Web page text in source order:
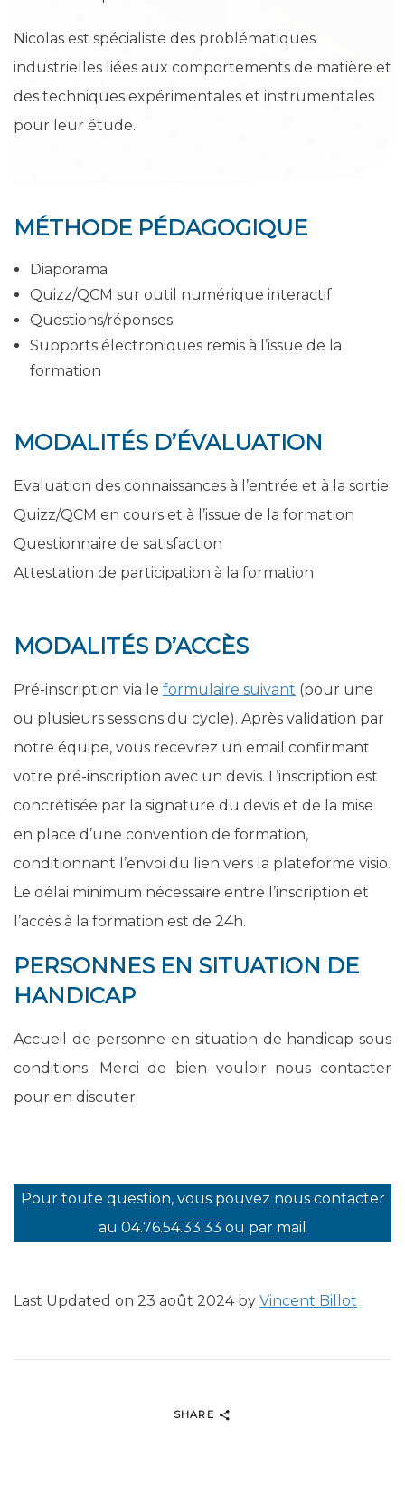
Nicolas est spécialiste des problématiques
industrielles liées aux comportements de matière et
des techniques expérimentales et instrumentales
pour leur étude.
MÉTHODE PÉDAGOGIQUE
Diaporama
Quizz/QCM sur outil numérique interactif
Questions/réponses
Supports électroniques remis à l’issue de la
formation
MODALITÉS D’ÉVALUATION
Evaluation des connaissances à l’entrée et à la sortie
Quizz/QCM en cours et à l’issue de la formation
Questionnaire de satisfaction
Attestation de participation à la formation
MODALITÉS D’ACCÈS
Pré-inscription via le formulaire suivant (pour une
ou plusieurs sessions du cycle). Après validation par
notre équipe, vous recevrez un email confirmant
votre pré-inscription avec un devis. L’inscription est
concrétisée par la signature du devis et de la mise
en place d’une convention de formation,
conditionnant l’envoi du lien vers la plateforme visio.
Le délai minimum nécessaire entre l’inscription et
l’accès à la formation est de 24h.
PERSONNES EN SITUATION DE
HANDICAP
Accueil de personne en situation de handicap sous
conditions. Merci de bien vouloir nous contacter
pour en discuter.
Pour toute question, vous pouvez nous contacter
au 04.76.54.33.33 ou par mail
Last Updated on 23 août 2024 by Vincent Billot
SHARE